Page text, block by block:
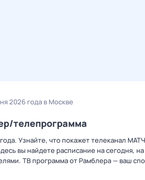
2026 года в Москве
телепрограмма
Узнайте, что покажет телеканал
вы найдете расписание на сегодня, на
ТВ программа от Рамблера — ваш